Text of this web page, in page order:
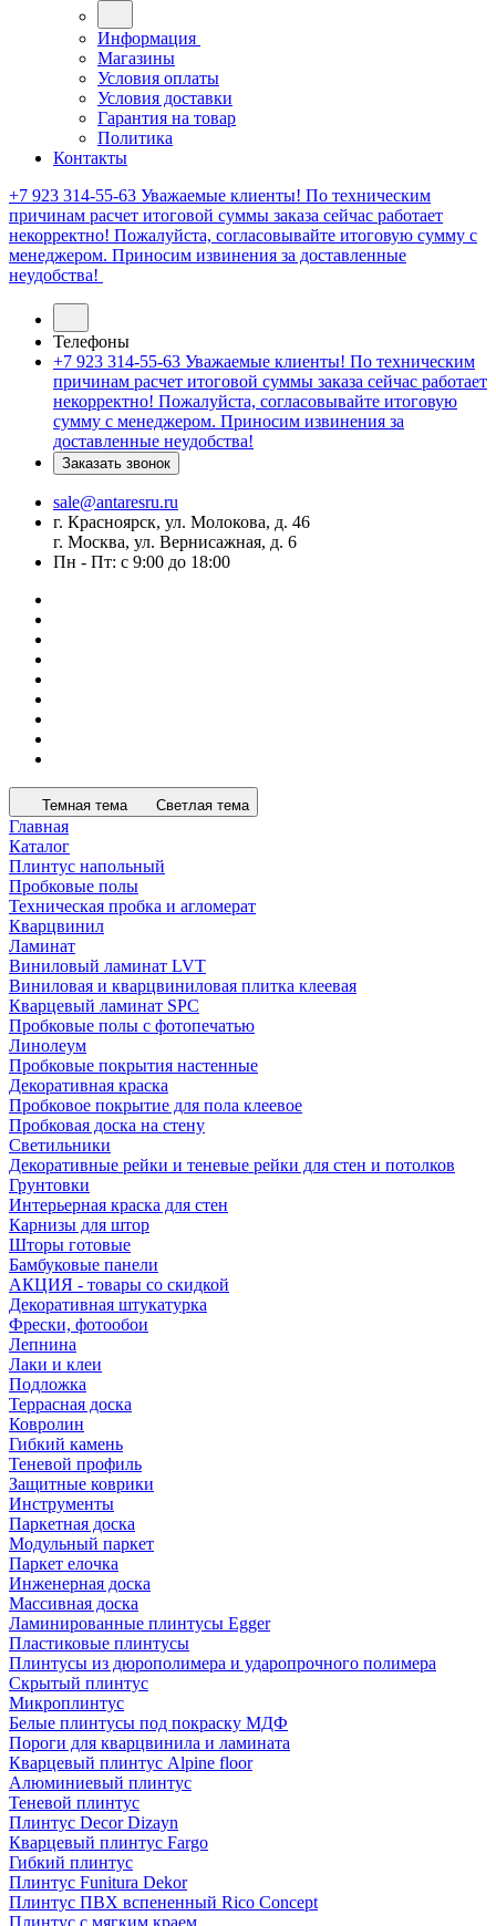
Информация
Магазины
Условия оплаты
Условия доставки
Гарантия на товар
Политика
Контакты
+7 923 314-55-63 Уважаемые клиенты! По техническим
причинам расчет итоговой суммы заказа сейчас работает
некорректно! Пожалуйста, согласовывайте итоговую сумму с
менеджером. Приносим извинения за доставленные
неудобства!
Телефоны
+7 923 314-55-63 Уважаемые клиенты! По техническим
причинам расчет итоговой суммы заказа сейчас работает
некорректно! Пожалуйста, согласовывайте итоговую
сумму с менеджером. Приносим извинения за
доставленные неудобства!
Заказать звонок
sale@antaresru.ru
г. Красноярск, ул. Молокова, д. 46
г. Москва, ул. Вернисажная, д. 6
Пн - Пт: с 9:00 до 18:00
Темная тема Светлая тема
Главная
Каталог
Плинтус напольный
Пробковые полы
Техническая пробка и агломерат
Кварцвинил
Ламинат
Виниловый ламинат LVT
Виниловая и кварцвиниловая плитка клеевая
Кварцевый ламинат SPC
Пробковые полы с фотопечатью
Линолеум
Пробковые покрытия настенные
Декоративная краска
Пробковое покрытие для пола клеевое
Пробковая доска на стену
Светильники
Декоративные рейки и теневые рейки для стен и потолков
Грунтовки
Интерьерная краска для стен
Карнизы для штор
Шторы готовые
Бамбуковые панели
АКЦИЯ - товары со скидкой
Декоративная штукатурка
Фрески, фотообои
Лепнина
Лаки и клеи
Подложка
Террасная доска
Ковролин
Гибкий камень
Теневой профиль
Защитные коврики
Инструменты
Паркетная доска
Модульный паркет
Паркет елочка
Инженерная доска
Массивная доска
Ламинированные плинтусы Egger
Пластиковые плинтусы
Плинтусы из дюрополимера и ударопрочного полимера
Скрытый плинтус
Микроплинтус
Белые плинтусы под покраску МДФ
Пороги для кварцвинила и ламината
Кварцевый плинтус Alpine floor
Алюминиевый плинтус
Теневой плинтус
Плинтус Decor Dizayn
Кварцевый плинтус Fargo
Гибкий плинтус
Плинтус Funitura Dekor
Плинтус ПВХ вспененный Rico Concept
Плинтус с мягким краем